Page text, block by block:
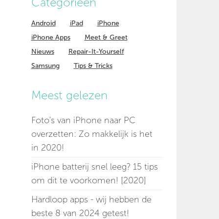
Android iPad
iPhone
iPhone Apps
Meet & Greet
Nieuws
Repair-It-Yourself
Samsung
Tips & Tricks
Meest gelezen
Foto's van iPhone naar PC
overzetten: Zo makkelijk is het
in 2020!
iPhone batterij snel leeg? 15 tips
om dit te voorkomen! [2020]
Hardloop apps - wij hebben de
beste 8 van 2024 getest!